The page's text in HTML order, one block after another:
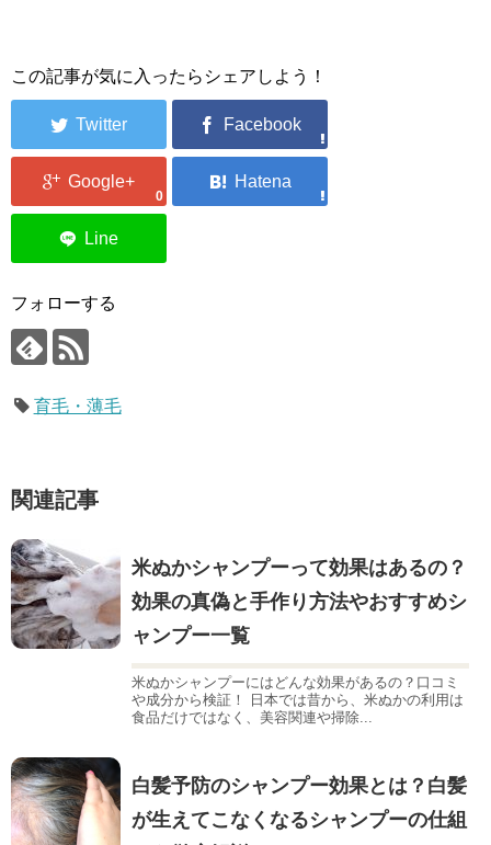
この記事が気に入ったらシェアしよう！
0
フォローする
育毛・薄毛
関連記事
米ぬかシャンプーって効果はあるの？
効果の真偽と手作り方法やおすすめシ
ャンプー一覧
米ぬかシャンプーにはどんな効果があるの？口コミ
や成分から検証！ 日本では昔から、米ぬかの利用は
食品だけではなく、美容関連や掃除...
白髪予防のシャンプー効果とは？白髪
が生えてこなくなるシャンプーの仕組